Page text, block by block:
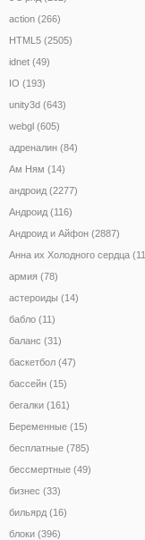
action (266)
HTML5 (2505)
idnet (49)
IO (193)
unity3d (643)
webgl (605)
адреналин (84)
Ам Ням (14)
андроид (2277)
Андроид (116)
Андроид и Айфон (2887)
Анна их Холодного сердца
армия (78)
астероиды (14)
бабло (11)
баланс (31)
баскетбол (47)
бассейн (15)
бегалки (161)
Беременные (15)
бесплатные (785)
бессмертные (49)
бизнес (33)
бильярд (16)
блоки (396)